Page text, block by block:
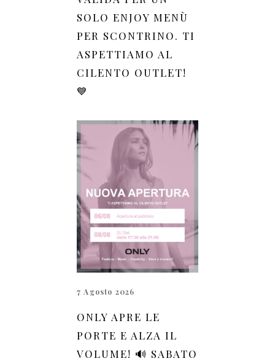
SOLO ENJOY MENÙ
PER SCONTRINO. TI
ASPETTIAMO AL
CILENTO OUTLET!
💙
7 Agosto 2026
ONLY APRE LE
PORTE E ALZA IL
VOLUME! 🔊 SABATO